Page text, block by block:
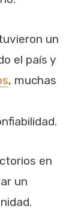
un
el país y
, muchas
en
un